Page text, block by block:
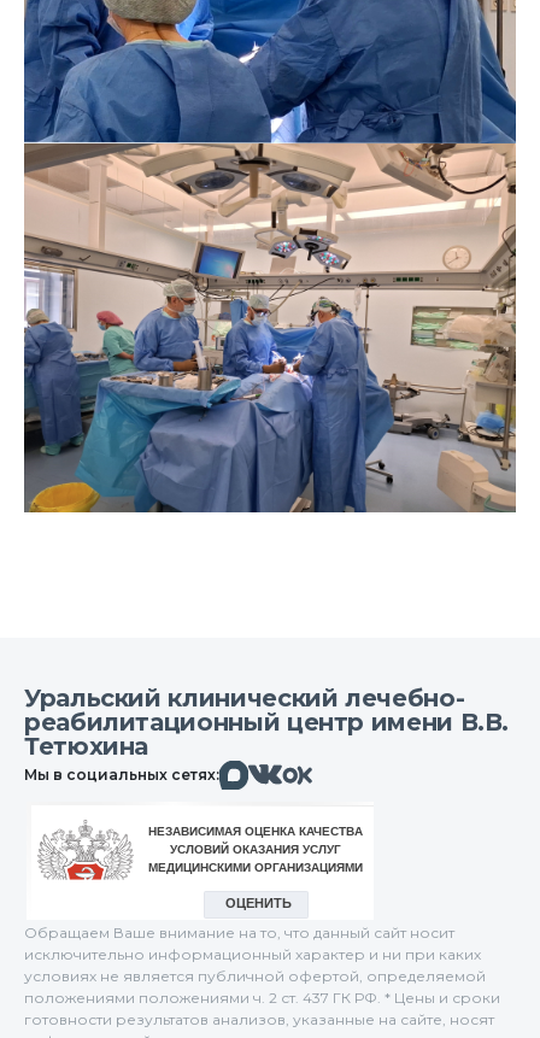
Уральский клинический лечебно-
реабилитационный центр имени В.В.
Тетюхина
Мы в социальных сетях:МаксВконтактеОдноклассники
Обращаем Ваше внимание на то, что данный сайт носит
исключительно информационный характер и ни при каких
условиях не является публичной офертой, определяемой
положениями положениями ч. 2 ст. 437 ГК РФ. * Цены и сроки
готовности результатов анализов, указанные на сайте, носят